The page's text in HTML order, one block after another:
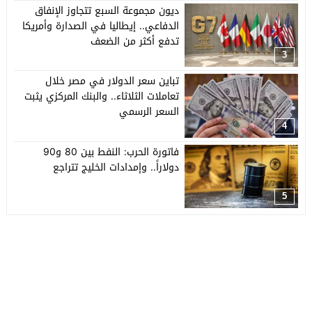
3
ديون مجموعة السبع تتجاوز الإنفاق
الدفاعي.. إيطاليا في الصدارة وأمريكا
تدفع أكثر من الضعف
4
تباين سعر الدولار في مصر خلال
تعاملات الثلاثاء.. والبنك المركزي يثبت
السعر الرسمي
5
فاتورة الحرب: النفط بين 80 و90
دولاراً.. وإمدادات الخليج تتراجع